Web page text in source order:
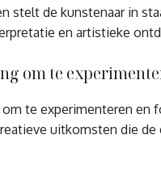
stelt de kunstenaar in
en artistieke
om te
te experimenteren en
uitkomsten die